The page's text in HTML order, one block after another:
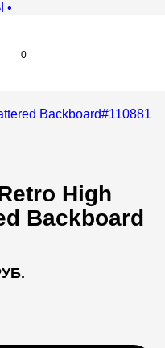
•
0
High
Backboard